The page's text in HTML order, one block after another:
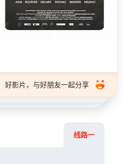
好影片，与好朋友一起分享
线路一